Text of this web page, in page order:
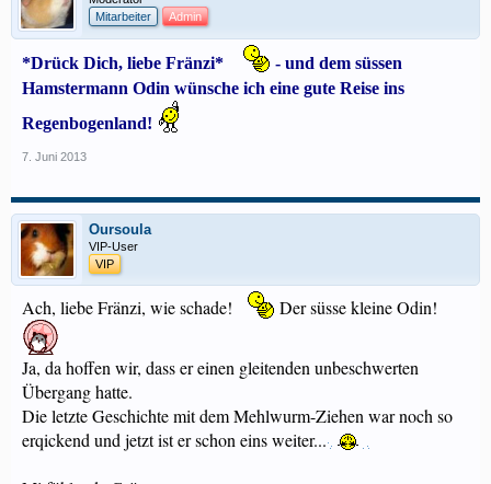
Mitarbeiter
Admin
*Drück Dich, liebe Fränzi*
- und dem süssen
Hamstermann Odin wünsche ich eine gute Reise ins
Regenbogenland!
7. Juni 2013
Oursoula
VIP-User
VIP
Ach, liebe Fränzi, wie schade! Der süsse kleine Odin!
Ja, da hoffen wir, dass er einen gleitenden unbeschwerten
Übergang hatte.
Die letzte Geschichte mit dem Mehlwurm-Ziehen war noch so
erqickend und jetzt ist er schon eins weiter...